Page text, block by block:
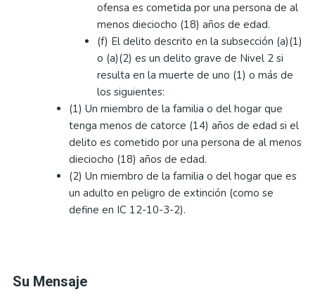
ofensa es cometida por una persona de al
menos dieciocho (18) años de edad.
(f) El delito descrito en la subsección (a)(1)
o (a)(2) es un delito grave de Nivel 2 si
resulta en la muerte de uno (1) o más de
los siguientes:
(1) Un miembro de la familia o del hogar que
tenga menos de catorce (14) años de edad si el
delito es cometido por una persona de al menos
dieciocho (18) años de edad.
(2) Un miembro de la familia o del hogar que es
un adulto en peligro de extinción (como se
define en IC 12-10-3-2).
Su Mensaje